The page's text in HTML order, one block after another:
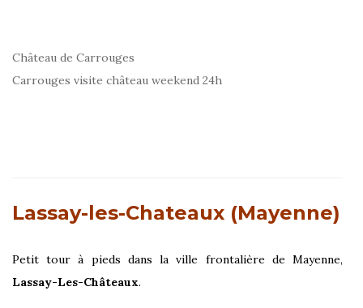
Château de Carrouges
Carrouges visite château weekend 24h
Lassay-les-Chateaux (Mayenne)
Petit tour à pieds dans la ville frontalière de Mayenne,
Lassay-Les-Châteaux.